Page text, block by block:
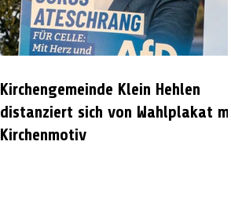
Kirchengemeinde Klein Hehlen
distanziert sich von Wahlplakat mit
Kirchenmotiv